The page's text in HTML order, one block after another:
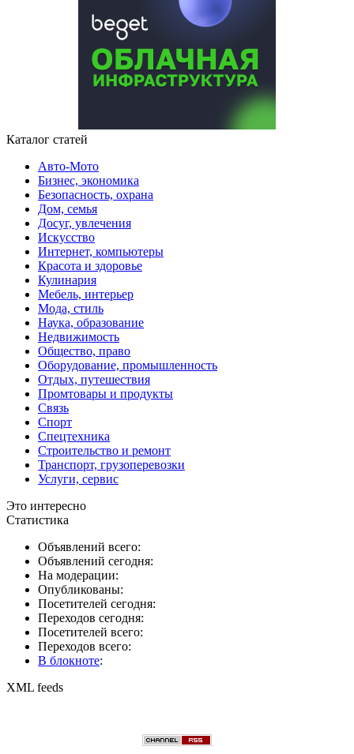
Каталог статей
Авто-Мото
Бизнес, экономика
Безопасность, охрана
Дом, семья
Досуг, увлечения
Искусство
Интернет, компьютеры
Красота и здоровье
Кулинария
Мебель, интерьер
Мода, стиль
Наука, образование
Недвижимость
Общество, право
Оборудование, промышленность
Отдых, путешествия
Промтовары и продукты
Связь
Спорт
Спецтехника
Строительство и ремонт
Транспорт, грузоперевозки
Услуги, сервис
Это интересно
Статистика
Объявлений всего:
Объявлений сегодня:
На модерации:
Опубликованы:
Посетителей сегодня:
Переходов сегодня:
Посетителей всего:
Переходов всего:
В блокноте:
XML feeds